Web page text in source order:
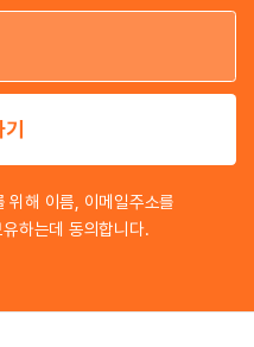
이
이
위해 이름, 이메일주소를
하는데 동의합니다.